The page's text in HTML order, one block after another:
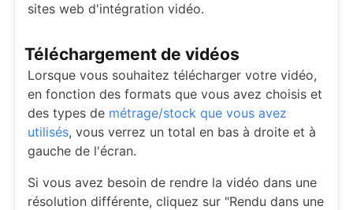
sites web d'intégration vidéo.
Téléchargement de vidéos
Lorsque vous souhaitez télécharger votre vidéo,
en fonction des formats que vous avez choisis et
des types de métrage/stock que vous avez
utilisés, vous verrez un total en bas à droite et à
gauche de l'écran.
Si vous avez besoin de rendre la vidéo dans une
résolution différente, cliquez sur "Rendu dans une